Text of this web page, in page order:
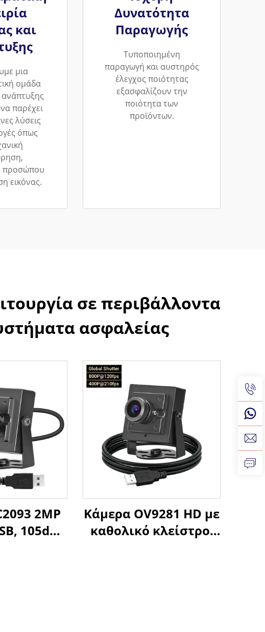
και
μια
ομάδα
ανάπτυξης
παρέχει
λύσεις
όπως
προσώπου
εικόνας.
Δυνατότητα
Παραγωγής
Τυποποιημένη
παραγωγή και αυστηρός
έλεγχος ποιότητας
εξασφαλίζουν την
ποιότητα των
προϊόντων.
σε περιβάλλοντα
ασφαλείας
2MP
105dB
Κάμερα OV9281 HD με
καθολικό κλείστρο,